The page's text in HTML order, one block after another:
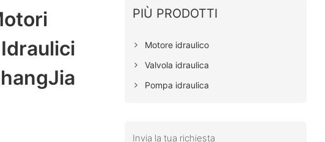
PIÙ PRODOTTI
Motore idraulico
Valvola idraulica
Pompa idraulica
Invia la tua richiesta